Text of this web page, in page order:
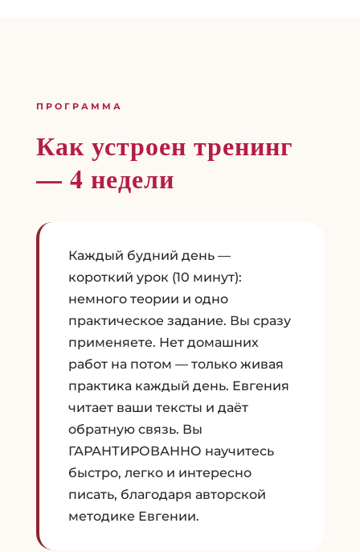
ПРОГРАММА
Как устроен тренинг
— 4 недели
Каждый будний день —
короткий урок (10 минут):
немного теории и одно
практическое задание. Вы сразу
применяете. Нет домашних
работ на потом — только живая
практика каждый день. Евгения
читает ваши тексты и даёт
обратную связь. Вы
ГАРАНТИРОВАННО научитесь
быстро, легко и интересно
писать, благодаря авторской
методике Евгении.